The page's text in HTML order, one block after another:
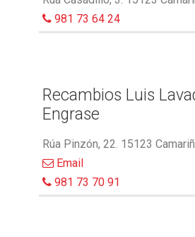
981 73 64 24
Recambios Luis
Engrase
Rúa Pinzón, 22. 15123
Email
981 73 70 91